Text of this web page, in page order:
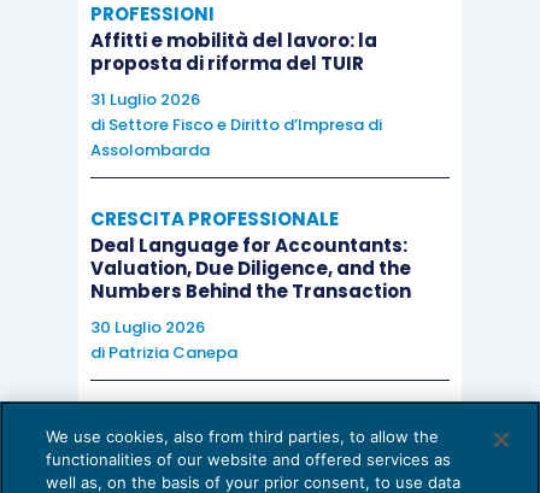
PROFESSIONI
Affitti e mobilità del lavoro: la
proposta di riforma del TUIR
31 Luglio 2026
di Settore Fisco e Diritto d’Impresa di
Assolombarda
CRESCITA PROFESSIONALE
Deal Language for Accountants:
Valuation, Due Diligence, and the
Numbers Behind the Transaction
30 Luglio 2026
di Patrizia Canepa
EU AI Act e studi professionali: le
scadenze concrete
We use cookies, also from third parties, to allow the
functionalities of our website and offered services as
well as, on the basis of your prior consent, to use data